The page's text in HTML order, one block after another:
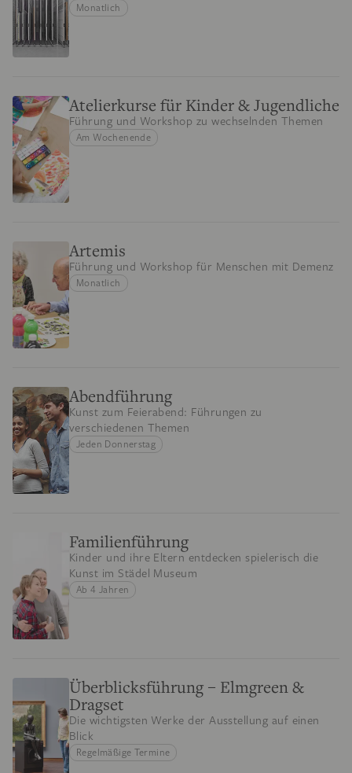
Monatlich
Atelierkurse für Kinder & Jugendliche
Führung und Workshop zu wechselnden Themen
Am Wochenende
Artemis
Führung und Workshop für Menschen mit Demenz
Monatlich
Abendführung
Kunst zum Feierabend: Führungen zu
verschiedenen Themen
Jeden Donnerstag
Familienführung
Kinder und ihre Eltern entdecken spielerisch die
Kunst im Städel Museum
Ab 4 Jahren
Überblicksführung – Elmgreen &
Dragset
Die wichtigsten Werke der Ausstellung auf einen
Blick
Regelmäßige Termine